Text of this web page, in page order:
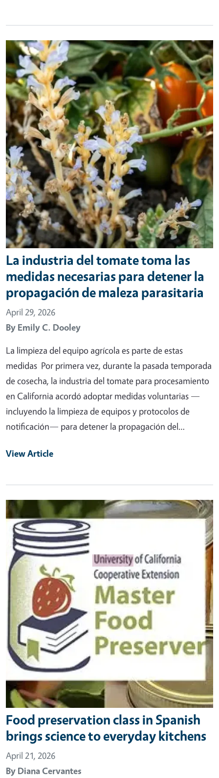
Primary Image
La industria del tomate toma las
medidas necesarias para detener la
propagación de maleza parasitaria
April 29, 2026
By Emily C. Dooley
La limpieza del equipo agrícola es parte de estas
medidas Por primera vez, durante la pasada temporada
de cosecha, la industria del tomate para procesamiento
en California acordó adoptar medidas voluntarias —
incluyendo la limpieza de equipos y protocolos de
notificación— para detener la propagación del…
View Article
Primary Image
Food preservation class in Spanish
brings science to everyday kitchens
April 21, 2026
By Diana Cervantes